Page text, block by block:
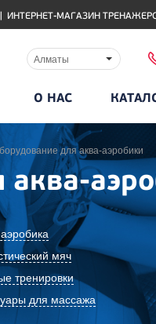
ИНТЕРНЕТ-МАГАЗИН
Алматы
О НАС
для аква-аэробики
мяч
тренировки
для массажа